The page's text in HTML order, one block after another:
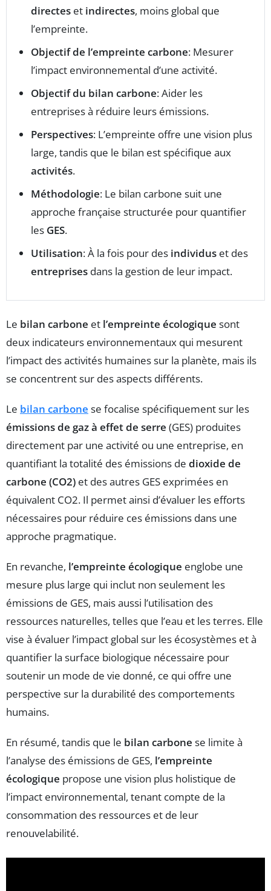
directes et indirectes, moins global que
l’empreinte.
Objectif de l’empreinte carbone: Mesurer
l’impact environnemental d’une activité.
Objectif du bilan carbone: Aider les
entreprises à réduire leurs émissions.
Perspectives: L’empreinte offre une vision plus
large, tandis que le bilan est spécifique aux
activités.
Méthodologie: Le bilan carbone suit une
approche française structurée pour quantifier
les GES.
Utilisation: À la fois pour des individus et des
entreprises dans la gestion de leur impact.
Le bilan carbone et l’empreinte écologique sont
deux indicateurs environnementaux qui mesurent
l’impact des activités humaines sur la planète, mais ils
se concentrent sur des aspects différents.
Le bilan carbone se focalise spécifiquement sur les
émissions de gaz à effet de serre (GES) produites
directement par une activité ou une entreprise, en
quantifiant la totalité des émissions de dioxide de
carbone (CO2) et des autres GES exprimées en
équivalent CO2. Il permet ainsi d’évaluer les efforts
nécessaires pour réduire ces émissions dans une
approche pragmatique.
En revanche, l’empreinte écologique englobe une
mesure plus large qui inclut non seulement les
émissions de GES, mais aussi l’utilisation des
ressources naturelles, telles que l’eau et les terres. Elle
vise à évaluer l’impact global sur les écosystèmes et à
quantifier la surface biologique nécessaire pour
soutenir un mode de vie donné, ce qui offre une
perspective sur la durabilité des comportements
humains.
En résumé, tandis que le bilan carbone se limite à
l’analyse des émissions de GES, l’empreinte
écologique propose une vision plus holistique de
l’impact environnemental, tenant compte de la
consommation des ressources et de leur
renouvelabilité.